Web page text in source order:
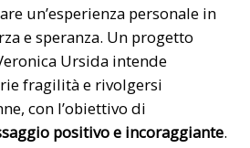
un’esperienza personale in
e speranza. Un progetto
Ursida intende
fragilità e rivolgersi
con l’obiettivo di
positivo e incoraggiante.